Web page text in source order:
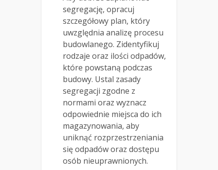
segregację, opracuj
szczegółowy plan, który
uwzględnia analizę procesu
budowlanego. Zidentyfikuj
rodzaje oraz ilości odpadów,
które powstaną podczas
budowy. Ustal zasady
segregacji zgodne z
normami oraz wyznacz
odpowiednie miejsca do ich
magazynowania, aby
uniknąć rozprzestrzeniania
się odpadów oraz dostępu
osób nieuprawnionych.